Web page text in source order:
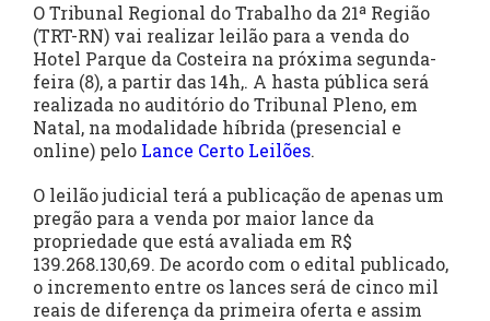
O Tribunal Regional do Trabalho da 21ª Região
(TRT-RN) vai realizar leilão para a venda do
Hotel Parque da Costeira na próxima segunda-
feira (8), a partir das 14h,. A hasta pública será
realizada no auditório do Tribunal Pleno, em
Natal, na modalidade híbrida (presencial e
online) pelo Lance Certo Leilões.
O leilão judicial terá a publicação de apenas um
pregão para a venda por maior lance da
propriedade que está avaliada em R$
139.268.130,69. De acordo com o edital publicado,
o incremento entre os lances será de cinco mil
reais de diferença da primeira oferta e assim